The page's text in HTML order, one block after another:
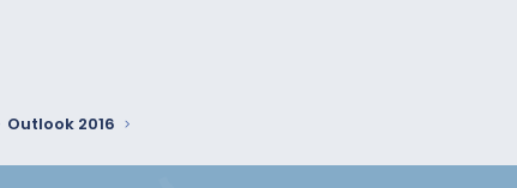
Outlook 2016